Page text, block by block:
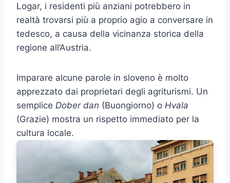
Logar, i residenti più anziani potrebbero in
realtà trovarsi più a proprio agio a conversare in
tedesco, a causa della vicinanza storica della
regione all’Austria.
Imparare alcune parole in sloveno è molto
apprezzato dai proprietari degli agriturismi. Un
semplice Dober dan (Buongiorno) o Hvala
(Grazie) mostra un rispetto immediato per la
cultura locale.